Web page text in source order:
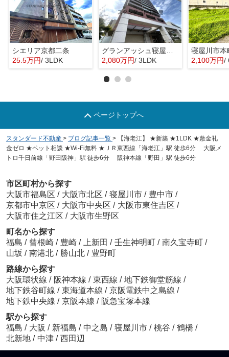
シエリア京都二条
25.5万円/ 3LDK
グランアッシュ寝屋川シティノースリッジ
2,080万円/ 3LDK
寝屋川市本
2,100万円/
ページトップへ
スタンダード不動産 > ブログ記事一覧 >
【海老江】 ★新築 ★1LDK ★敷金礼
金ゼロ ★ペット相談 ★Wi-Fi無料 ★ＪＲ東西線「海老江」駅 徒歩6分 大阪メ
トロ千日前線「野田阪神」駅 徒歩6分 阪神本線「野田」駅 徒歩6分
市区町村から探す
大阪市福島区 / 大阪市北区 / 寝屋川市 / 豊中市 /
京都市中京区 / 大阪市中央区 / 大阪市東住吉区 /
大阪市住之江区 / 大阪市生野区
町名から探す
福島 / 曾根崎 / 豊崎 / 上新田 / 壬生神明町 / 南久宝寺町 /
山坂 / 南港北 / 勝山北 / 豊野町
路線から探す
大阪環状線 / 阪神本線 / 東西線 / 地下鉄御堂筋線 /
地下鉄谷町線 / 東海道本線 / 京阪電鉄中之島線 /
地下鉄中央線 / 京阪本線 / 阪急宝塚本線
駅から探す
福島 / 大阪 / 新福島 / 中之島 / 寝屋川市 / 桃谷 / 鶴橋 /
北新地 / 中津 / 西田辺